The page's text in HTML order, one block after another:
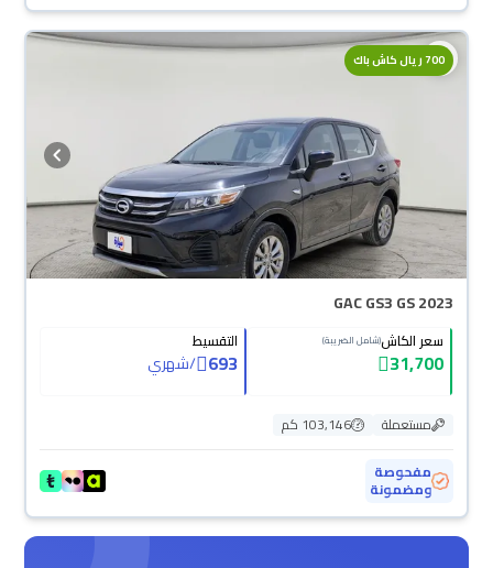
700 ريال كاش باك
GAC GS3 GS 2023
سعر الكاش(شامل الضريبة)
31,700
التقسيط
693
/شهري
مستعملة
103,146 كم
مفحوصة
ومضمونة